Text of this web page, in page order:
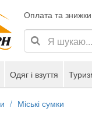
Оплата та знижки
Одяг і взуття
Міські сумки